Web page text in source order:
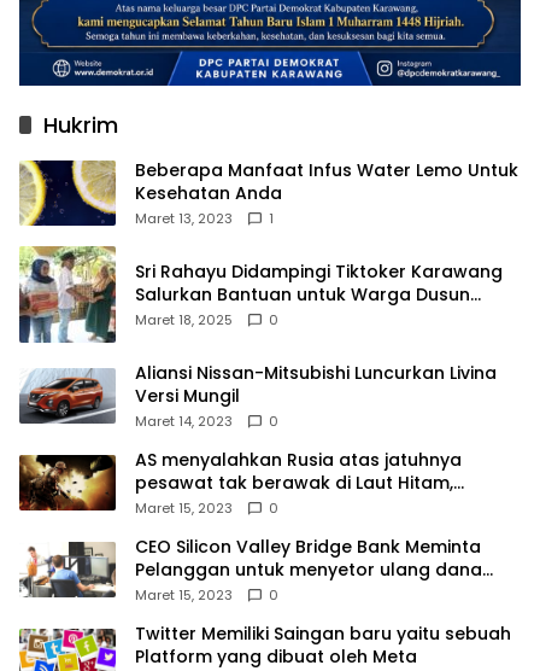
Hukrim
Beberapa Manfaat Infus Water Lemo Untuk
Kesehatan Anda
Maret 13, 2023 1
Sri Rahayu Didampingi Tiktoker Karawang
Salurkan Bantuan untuk Warga Dusun
Kampek Desa Karangligar
Maret 18, 2025 0
Aliansi Nissan-Mitsubishi Luncurkan Livina
Versi Mungil
Maret 14, 2023 0
AS menyalahkan Rusia atas jatuhnya
pesawat tak berawak di Laut Hitam,
Moskow menyangkal
Maret 15, 2023 0
CEO Silicon Valley Bridge Bank Meminta
Pelanggan untuk menyetor ulang dana
Mereka
Maret 15, 2023 0
Twitter Memiliki Saingan baru yaitu sebuah
Platform yang dibuat oleh Meta